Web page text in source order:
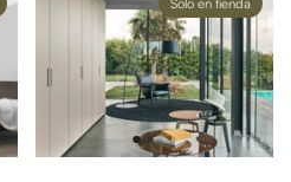
Solo en tienda